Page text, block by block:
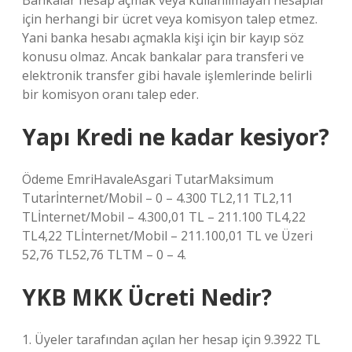
için herhangi bir ücret veya komisyon talep etmez.
Yani banka hesabı açmakla kişi için bir kayıp söz
konusu olmaz. Ancak bankalar para transferi ve
elektronik transfer gibi havale işlemlerinde belirli
bir komisyon oranı talep eder.
Yapı Kredi ne kadar kesiyor?
Ödeme EmriHavaleAsgari TutarMaksimum
Tutarİnternet/Mobil – 0 – 4.300 TL2,11 TL2,11
TLİnternet/Mobil – 4.300,01 TL – 211.100 TL4,22
TL4,22 TLİnternet/Mobil – 211.100,01 TL ve Üzeri
52,76 TL52,76 TLTM – 0 – 4.
YKB MKK Ücreti Nedir?
1. Üyeler tarafından açılan her hesap için 9.3922 TL